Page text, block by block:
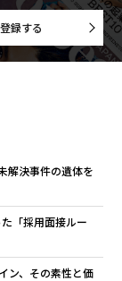
録する
解決事件の遺体を
「採用面接ルー
ン、その素性と価